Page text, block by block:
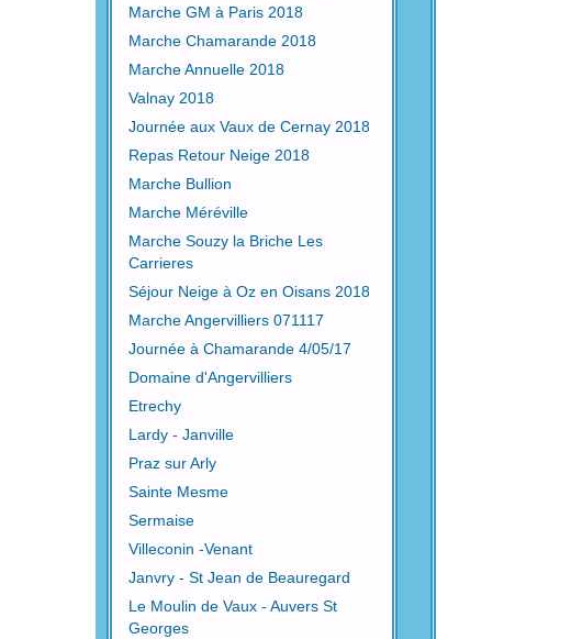
Marche GM à Paris 2018
Marche Chamarande 2018
Marche Annuelle 2018
Valnay 2018
Journée aux Vaux de Cernay 2018
Repas Retour Neige 2018
Marche Bullion
Marche Méréville
Marche Souzy la Briche Les
Carrieres
Séjour Neige à Oz en Oisans 2018
Marche Angervilliers 071117
Journée à Chamarande 4/05/17
Domaine d'Angervilliers
Etrechy
Lardy - Janville
Praz sur Arly
Sainte Mesme
Sermaise
Villeconin -Venant
Janvry - St Jean de Beauregard
Le Moulin de Vaux - Auvers St
Georges